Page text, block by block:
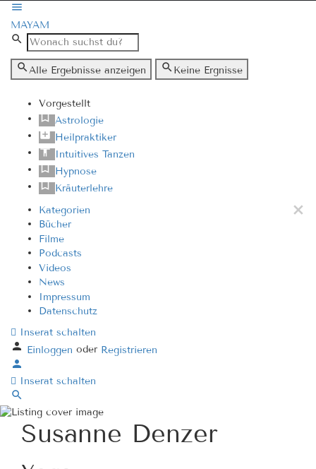
MAYAM
Alle Ergebnisse anzeigen Keine Ergnisse
Vorgestellt
Astrologie
Heilpraktiker
Intuitives Tanzen
Hypnose
Kräuterlehre
Kategorien
Bücher
Filme
Podcasts
Videos
News
Impressum
Datenschutz
Inserat schalten
Einloggen oder Registrieren
Inserat schalten
Susanne Denzer